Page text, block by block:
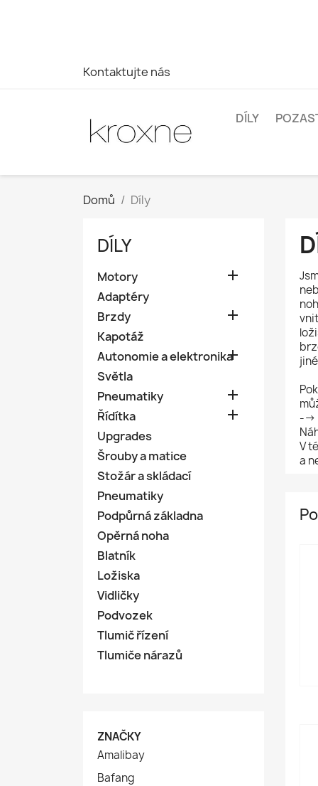
Kontaktujte nás
DÍLY
Domů Díly
DÍLY
Motory 
Adaptéry
Brzdy

Kapotáž
Autonomie a elektronika

Světla
Pneumatiky

Řídítka 
Upgrades
Šrouby a matice
Stožár a skládací
Pneumatiky
Podpůrná základna
Opěrná noha
Blatník
Ložiska
Vidličky
Podvozek
Tlumič řízení
Tlumiče nárazů
ZNAČKY
Amalibay
Bafang
-->
V
a